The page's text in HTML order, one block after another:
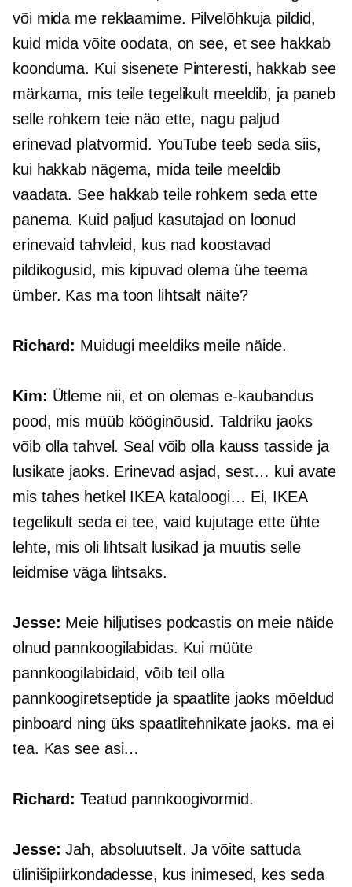
või mida me reklaamime. Pilvelõhkuja pildid,
kuid mida võite oodata, on see, et see hakkab
koonduma. Kui sisenete Pinteresti, hakkab see
märkama, mis teile tegelikult meeldib, ja paneb
selle rohkem teie näo ette, nagu paljud
erinevad platvormid. YouTube teeb seda siis,
kui hakkab nägema, mida teile meeldib
vaadata. See hakkab teile rohkem seda ette
panema. Kuid paljud kasutajad on loonud
erinevaid tahvleid, kus nad koostavad
pildikogusid, mis kipuvad olema ühe teema
ümber. Kas ma toon lihtsalt näite?
Richard: Muidugi meeldiks meile näide.
Kim: Ütleme nii, et on olemase-kaubandus
pood, mis müüb kööginõusid. Taldriku jaoks
võib olla tahvel. Seal võib olla kauss tasside ja
lusikate jaoks. Erinevad asjad, sest… kui avate
mis tahes hetkel IKEA kataloogi… Ei, IKEA
tegelikult seda ei tee, vaid kujutage ette ühte
lehte, mis oli lihtsalt lusikad ja muutis selle
leidmise väga lihtsaks.
Jesse: Meie hiljutises podcastis on meie näide
olnud pannkoogilabidas. Kui müüte
pannkoogilabidaid, võib teil olla
pannkoogiretseptide ja spaatlite jaoks mõeldud
pinboard ning üks spaatlitehnikate jaoks. ma ei
tea. Kas see asi…
Richard: Teatud pannkoogivormid.
Jesse: Jah, absoluutselt. Ja võite sattuda
ülinišipiirkondadesse, kus inimesed, kes seda